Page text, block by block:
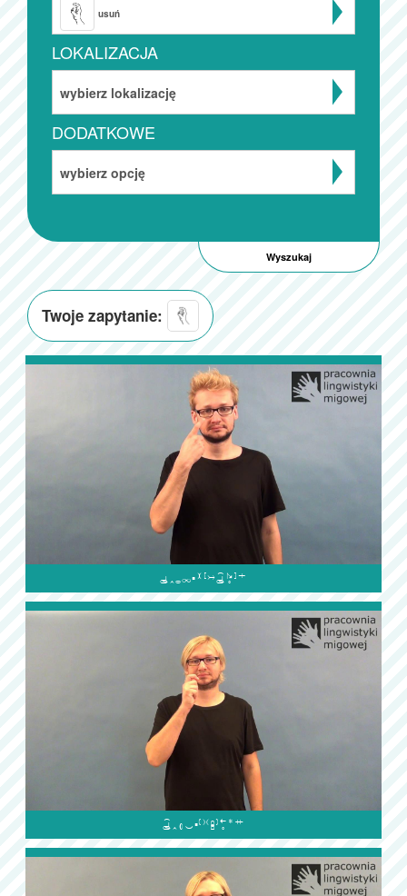
usuń
LOKALIZACJA
wybierz lokalizację
DODATKOWE
wybierz opcję
Twoje zapytanie:

